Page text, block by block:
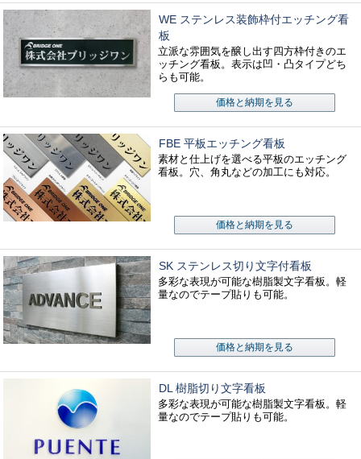
WE ステンレス装飾枠付エッチング看
板
立派な雰囲気を醸し出す四方枠付きのエ
ッチング看板。表示は凹・凸タイプどち
らも可能。
価格と納期を見る
FBE 平板エッチング看板
素材と仕上げを選べる平板のエッチング
看板。穴、角丸などの加工にも対応。
価格と納期を見る
SK ステンレス切り文字付看板
多彩な表現が可能な樹脂製文字看板。軽
量なのでテープ貼りも可能。
価格と納期を見る
DL 樹脂切り文字看板
多彩な表現が可能な樹脂製文字看板。軽
量なのでテープ貼りも可能。